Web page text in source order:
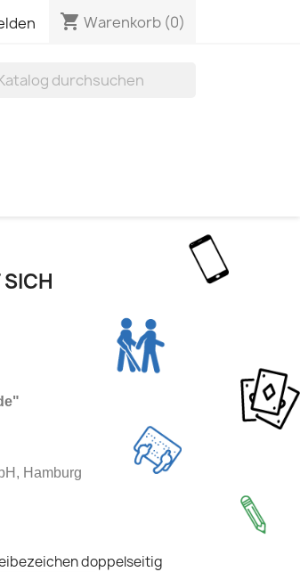
shopping_cart Warenkorb (0)
Hamburg
doppelseitig